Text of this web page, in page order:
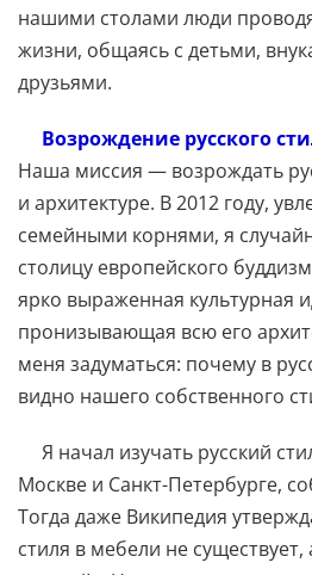
нашими столами люди
жизни, общаясь с детьми,
друзьями.
Возрождение русского
Наша миссия — возрождать
и архитектуре. В 2012 году,
семейными корнями, я
столицу европейского
ярко выраженная культурная
пронизывающая всю его
меня задуматься: почему в
видно нашего собственного
Я начал изучать русский
Москве и Санкт-Петербурге,
Тогда даже Википедия
стиля в мебели не